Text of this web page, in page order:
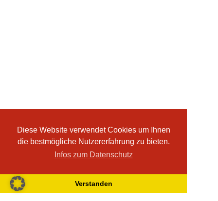
Diese Website verwendet Cookies um Ihnen
die bestmögliche Nutzererfahrung zu bieten.
Infos zum Datenschutz
Verstanden